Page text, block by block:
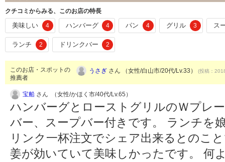
クチコミからみる、このお店の特長
美味しい 4 ハンバーグ 4 パン 4 グリル 3 ス
ランチ 2 ドリンクバー 2
このお店・スポットの
推薦者
うさぎ さん （女性/白山市/20代/Lv.33） (投稿：
宝船 さん （女性/かほく市/40代/Lv.65）
ハンバーグとローストグリルのＷプレ
バー、スープバー付きです。 ランチを
リンク一杯注文でシェア出来るとのこ
姜が効いていて美味しかったです。 何